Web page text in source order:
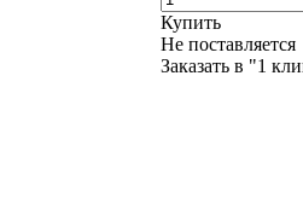
Купить
Не поставляется
Заказать в "1